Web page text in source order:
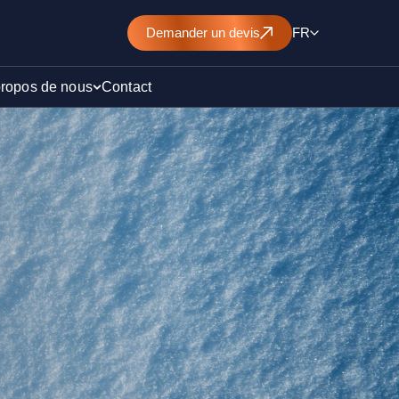
Demander un devis FR
de
de nous Contact